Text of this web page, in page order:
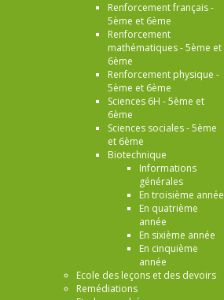
Renforcement français -
5ème et 6ème
Renforcement
mathématiques - 5ème et
6ème
Renforcement physique -
5ème et 6ème
Sciences 6H - 5ème et
6ème
Sciences sociales - 5ème
et 6ème
Biotechnique
Informations
générales
En troisième année
En quatrième
année
En sixième année
En cinquième
année
Ecole des leçons et des devoirs
Remédiations